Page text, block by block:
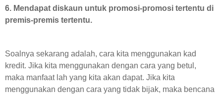
6. Mendapat diskaun untuk promosi-promosi tertentu di
premis-premis tertentu.
Soalnya sekarang adalah, cara kita menggunakan kad
kredit. Jika kita menggunakan dengan cara yang betul,
maka manfaat lah yang kita akan dapat. Jika kita
menggunakan dengan cara yang tidak bijak, maka bencana